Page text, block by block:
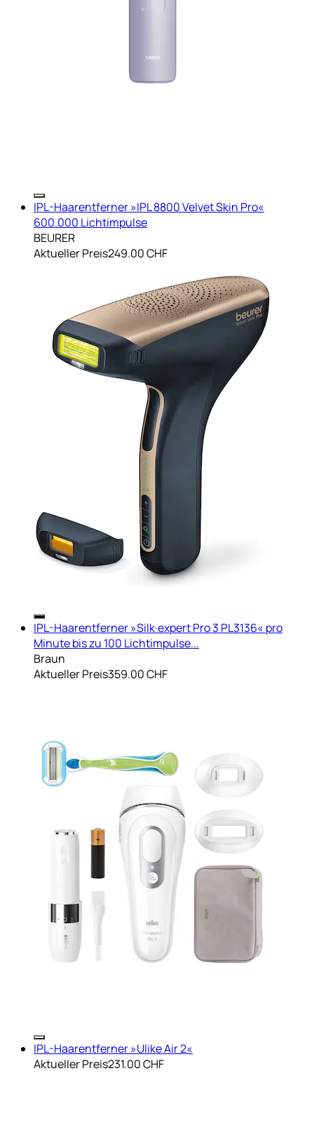
IPL-Haarentferner »IPL 8800 Velvet Skin Pro«
600.000 Lichtimpulse
BEURER
Aktueller Preis249.00 CHF
IPL-Haarentferner »Silk·expert Pro 3 PL3136« pro
Minute bis zu 100 Lichtimpulse...
Braun
Aktueller Preis359.00 CHF
IPL-Haarentferner »Ulike Air 2«
Aktueller Preis231.00 CHF